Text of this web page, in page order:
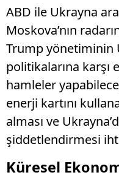
ABD ile Ukrayna
Moskova’nın
Trump yönetiminin
politikalarına karşı
hamleler
enerji kartını
alması ve
şiddetlendirmesi
Küresel